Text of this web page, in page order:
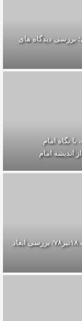
بررسی دیدگاه های
نگاه امام
اندیشه امام
فتنه خوانی=>مهم: مستند کالبدشکافی فتنه ۱۸تير۷۸/ بررسی ابعاد